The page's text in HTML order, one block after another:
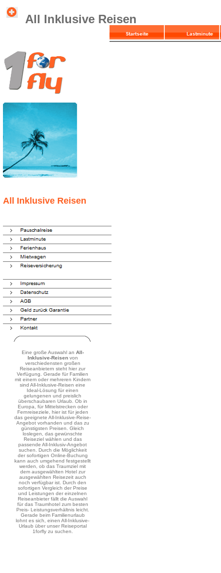
All Inklusive Reisen
All Inklusive Reisen
Eine große Auswahl an All-
Inklusive-Reisenvon
verschiedensten großen
Reiseanbietern steht hier zur
Verfügung. Gerade für Familien
mit einem oder mehreren Kindern
sind All-Inklusive-Reisen eine
Ideal-Lösung für einen
gelungenen und preislich
überschaubaren Urlaub. Ob in
Europa, für Mittelstrecken oder
Fernreiseziele, hier ist für jeden
das geeignete All-Inklusive-Reise-
Angebot vorhanden und das zu
günstigsten Preisen. Gleich
loslegen, das gewünschte
Reiseziel wählen und das
passende All-Inklusiv-Angebot
suchen. Durch die Möglichkeit
der sofortigen Online-Buchung
kann auch umgehend festgestellt
werden, ob das Traumziel mit
dem ausgewählten Hotel zur
ausgewählten Reisezeit auch
noch verfügbar ist. Durch den
sofortigen Vergleich der Preise
und Leistungen der einzelnen
Reiseanbieter fällt die Auswahl
für das Traumhotel zum besten
Preis- Leistungsverhältnis leicht.
Gerade beim Familienurlaub
lohnt es sich, einen All-Inklusive-
Urlaub über unser Reiseportal
1forfly zu suchen.